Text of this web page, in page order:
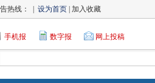
热线： | 设为首页 | 加入收藏
手机报 数字报 网上投稿